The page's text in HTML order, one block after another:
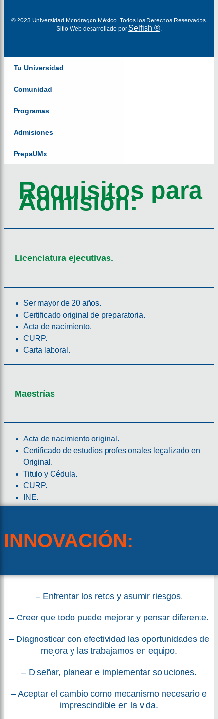
© 2023 Universidad Mondragón México. Todos los Derechos Reservados.
Sitio Web desarrollado por Selfish ®.
Tu Universidad
Comunidad
Programas
Admisiones
PrepaUMx
Requisitos para
Admisión:
Licenciatura ejecutivas.
Ser mayor de 20 años.
Certificado original de preparatoria.
Acta de nacimiento.
CURP.
Carta laboral.
Maestrías
Acta de nacimiento original.
Certificado de estudios profesionales legalizado en
Original.
Titulo y Cédula.
CURP.
INE.
INNOVACIÓN:
– Enfrentar los retos y asumir riesgos.
– Creer que todo puede mejorar y pensar diferente.
– Diagnosticar con efectividad las oportunidades de
mejora y las trabajamos en equipo.
– Diseñar, planear e implementar soluciones.
– Aceptar el cambio como mecanismo necesario e
imprescindible en la vida.